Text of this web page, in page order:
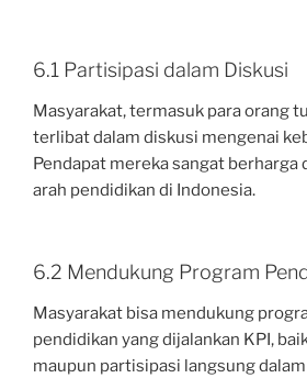
6.1 Partisipasi dalam Diskusi
Masyarakat, termasuk para orang
terlibat dalam diskusi mengenai
Pendapat mereka sangat berharga
arah pendidikan di Indonesia.
6.2 Mendukung Program
Masyarakat bisa mendukung
pendidikan yang dijalankan KPI,
maupun partisipasi langsung